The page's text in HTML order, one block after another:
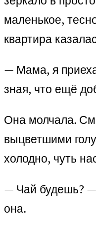
маленькое,
квартира
— Мама, я
зная, что ещё
Она молчала.
выцветшими
холодно, чуть
— Чай будешь?
она.